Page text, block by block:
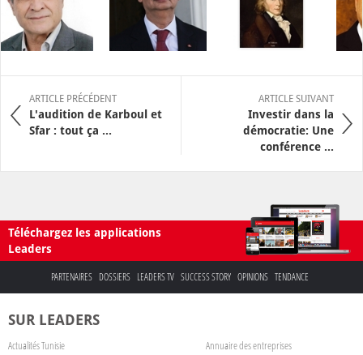
ARTICLE PRÉCÉDENT
L'audition de Karboul et
Sfar : tout ça ...
ARTICLE SUIVANT
Investir dans la
démocratie: Une
conférence ...
Téléchargez les applications
Leaders
PARTENAIRES DOSSIERS LEADERS TV SUCCESS STORY OPINIONS TENDANCE
SUR LEADERS
Actualités Tunisie
Annuaire des entreprises